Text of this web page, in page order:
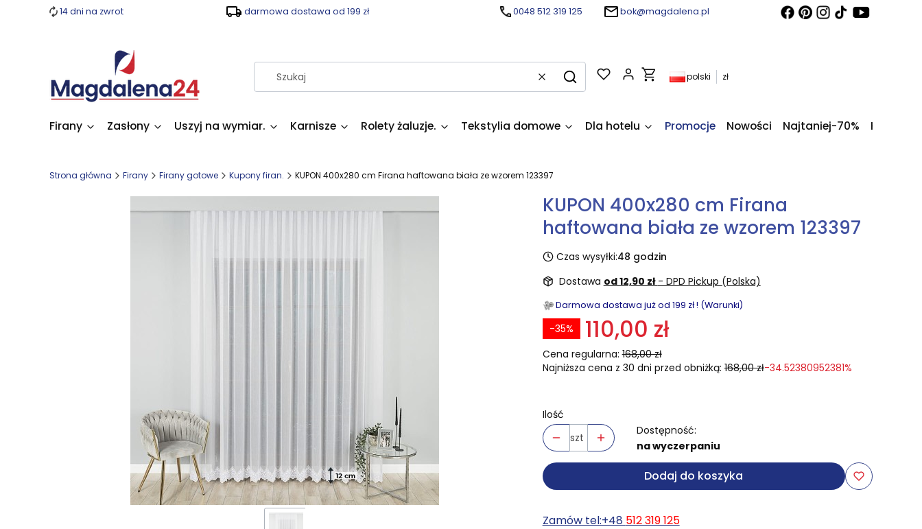
14 dni na zwrot darmowa dostawa od 199 zł 0048 512 319 125 bok@magdalena.pl
WyczyśćSzukaj
Produkty w koszyku: 0. Zobacz szczegóły
polski zł
Firany Zasłony Uszyj na wymiar. Karnisze Rolety żaluzje. Tekstylia domowe Dla hotelu Promocje Nowości Najtaniej-70% Kupony
Strona główna Firany Firany gotowe Kupony firan. KUPON 400x280 cm Firana haftowana biała ze wzorem 123397
KUPON 400x280 cm Firana
haftowana biała ze wzorem 123397
Czas wysyłki:48 godzin
Dostawa od 12,90 zł - DPD Pickup (Polska)
Darmowa dostawa już od 199 zł ! (Warunki)
110,00 zł
Cena regularna: 168,00 zł
-35%
Najniższa cena z 30 dni przed obniżką: 168,00 zł-34.52380952381%
Ilość
szt
Dostępność:
na wyczerpaniu
Dodaj do koszyka
Zamów tel:+48 512 319 125